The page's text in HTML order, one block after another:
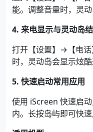
能。调整音量时，灵
4. 来电显示与灵动岛
打开【设置】→【电
时，灵动岛会显示炫酷
5. 快速启动常用应用
使用 iScreen 快速启
内。长按岛屿即可快速